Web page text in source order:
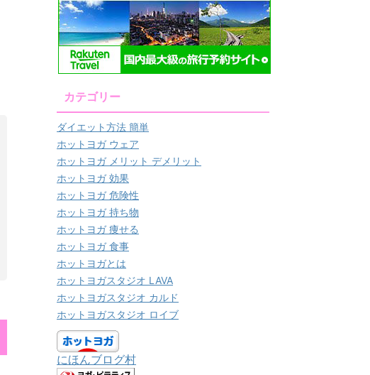
カテゴリー
ダイエット方法 簡単
ホットヨガ ウェア
ホットヨガ メリット デメリット
ホットヨガ 効果
ホットヨガ 危険性
ホットヨガ 持ち物
ホットヨガ 痩せる
ホットヨガ 食事
ホットヨガとは
ホットヨガスタジオ LAVA
ホットヨガスタジオ カルド
ホットヨガスタジオ ロイブ
にほんブログ村